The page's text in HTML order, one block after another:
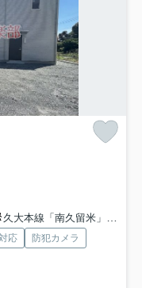
久大本線「南久留米」駅 徒歩24分
応
防犯カメラ